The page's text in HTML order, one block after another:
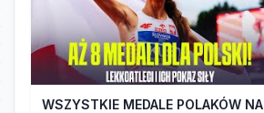
WSZYSTKIE MEDALE POLAKÓW NA